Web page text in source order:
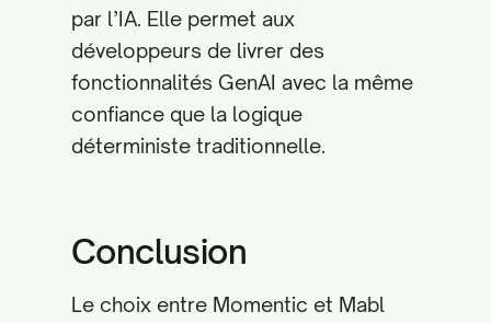
par l’IA. Elle permet aux
développeurs de livrer des
fonctionnalités GenAI avec la même
confiance que la logique
déterministe traditionnelle.
Conclusion
Le choix entre Momentic et Mabl